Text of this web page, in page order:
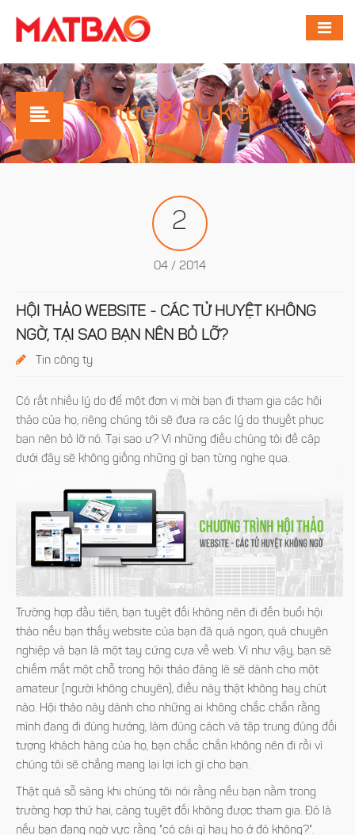
Tin tức & Sự kiện
2
04 / 2014
HỘI THẢO WEBSITE - CÁC TỬ HUYỆT KHÔNG
NGỜ, TẠI SAO BẠN NÊN BỎ LỠ?
Tin công ty
Có rất nhiều lý do để một đơn vị mời bạn đi tham gia các hội
thảo của họ, riêng chúng tôi sẽ đưa ra các lý do thuyết phục
bạn nên bỏ lỡ nó. Tại sao ư? Vì những điều chúng tôi đề cập
dưới đây sẽ không giống những gì bạn từng nghe qua.
Trường hợp đầu tiên, bạn tuyệt đối không nên đi đến buổi hội
thảo nếu bạn thấy website của bạn đã quá ngon, quá chuyên
nghiệp và bạn là một tay cứng cựa về web. Vì như vậy, bạn sẽ
chiếm mất một chỗ trong hội thảo đáng lẽ sẽ dành cho một
amateur (người không chuyên), điều này thật không hay chút
nào. Hội thảo này dành cho những ai không chắc chắn rằng
mình đang đi đúng hướng, làm đúng cách và tập trung đúng đối
tượng khách hàng của họ, bạn chắc chắn không nên đi rồi vì
chúng tôi sẽ chẳng mang lại lợi ích gì cho bạn.
Thật quá sỗ sàng khi chúng tôi nói rằng nếu bạn nằm trong
trường hợp thứ hai, càng tuyệt đối không được tham gia. Đó là
nếu bạn đang ngờ vực rằng "có cái gì hay ho ở đó không?".